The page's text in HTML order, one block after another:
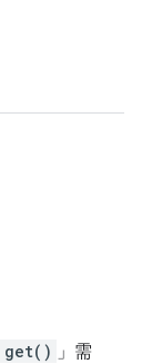
get() 」需